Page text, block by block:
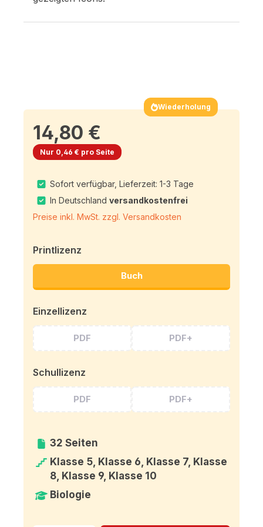
Wiederholung
14,80 €
Nur 0,46 € pro Seite
Sofort verfügbar, Lieferzeit: 1-3 Tage
In Deutschlandversandkostenfrei
Preise inkl. MwSt. zzgl. Versandkosten
Printlizenz
Buch
Einzellizenz
PDF PDF+
Schullizenz
PDF PDF+
32 Seiten
Klasse 5, Klasse 6, Klasse 7, Klasse
8, Klasse 9, Klasse 10
Biologie